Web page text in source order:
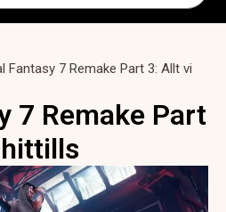
Fantasy 7 Remake Part 3: Allt vi
7 Remake Part